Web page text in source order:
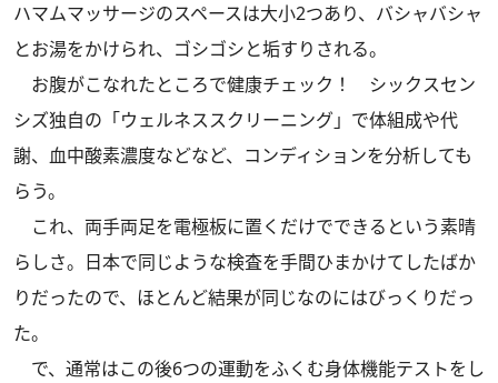
ハマムマッサージのスペースは大小2つあり、バシャバシャ
とお湯をかけられ、ゴシゴシと垢すりされる。
お腹がこなれたところで健康チェック！ シックスセン
シズ独自の「ウェルネススクリーニング」で体組成や代
謝、血中酸素濃度などなど、コンディションを分析しても
らう。
これ、両手両足を電極板に置くだけでできるという素晴
らしさ。日本で同じような検査を手間ひまかけてしたばか
りだったので、ほとんど結果が同じなのにはびっくりだっ
た。
で、通常はこの後6つの運動をふくむ身体機能テストをし